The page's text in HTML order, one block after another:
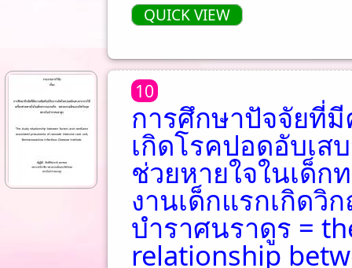
QUICK VIEW
10
การศึกษาปัจจัยที่
เกิดโรคปอดอับเส
ช่วยหายใจในเด็ก
งานเด็กแรกเกิดวิ
บำราศนราดูร =
relationship